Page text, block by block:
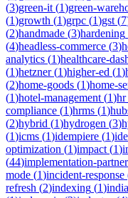
(3)green-it (1)green-
(1)growth (1)grpc (1)gst (7
(2)handmade (3)hardening
(4)headless-commerce (3)
analytics (1)healthcare-
(1)hetzner(1)higher-ed (1)
(2)home-goods (1)home-
(1)hotel-management (1)hr
compliance (1)hrms (1)
(2)hybrid (1)hydrogen (3)
(1)icms (1)idempiere (1)
optimization (1)impact (1)
(44)implementation-partner
mode (1)incident-response
refresh (2)indexing (1)india